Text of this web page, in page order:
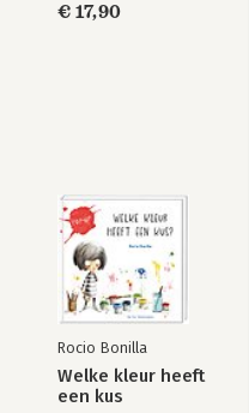
€ 17,90
Rocio Bonilla
Welke kleur heeft
een kus